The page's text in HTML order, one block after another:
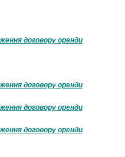
договору оренди
договору оренди
договору оренди
договору оренди